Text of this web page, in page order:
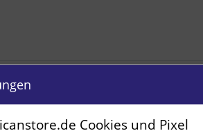
Cookies und Pixel